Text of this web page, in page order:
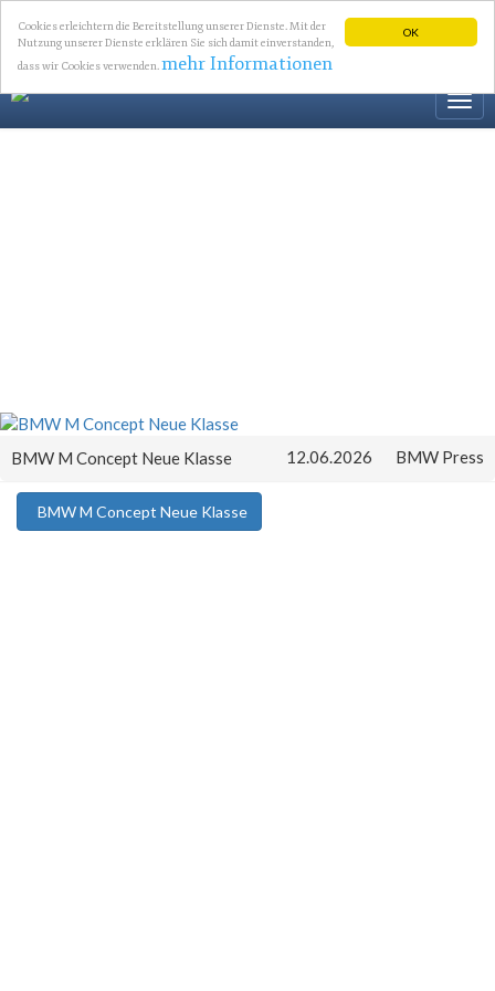
OK
Cookies erleichtern die Bereitstellung unserer Dienste. Mit der
Nutzung unserer Dienste erklären Sie sich damit einverstanden,
dass wir Cookies verwenden.mehr Informationen
BMW M Concept Neue Klasse 12.06.2026 BMW Press
BMW M Concept Neue Klasse